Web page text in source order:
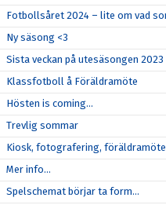
Fotbollsåret 2024 – lite om vad
Ny säsong <3
Sista veckan på utesäsongen 2023
Klassfotboll å Föräldramöte
Hösten is coming...
Trevlig sommar
Kiosk, fotografering,
Mer info...
Spelschemat börjar ta form...